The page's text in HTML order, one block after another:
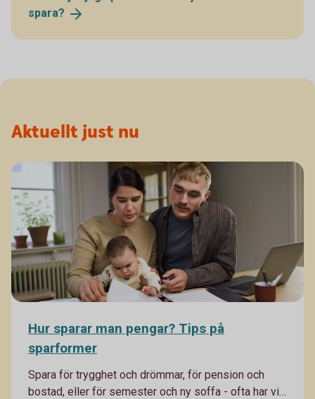
spara?
Aktuellt just nu
Hur sparar man pengar? Tips på
sparformer
Spara för trygghet och drömmar, för pension och
bostad, eller för semester och ny soffa - ofta har vi